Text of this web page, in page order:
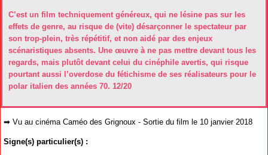
C’est un film techniquement généreux, qui ne lésine pas sur les
effets de genre, au risque de (vite) désarçonner le spectateur par
son trop-plein, très répétitif, et non aidé par des enjeux
scénaristiques absents. Une œuvre à ne pas mettre devant tous les
regards, mais plutôt devant celui du cinéphile avertis, qui risque
pourtant aussi l’overdose du fétichisme de ses réalisateurs pour le
polar italien des années 70. 12/20
➡ Vu au cinéma Caméo des Grignoux - Sortie du film le 10 janvier 2018
Signe(s) particulier(s) :